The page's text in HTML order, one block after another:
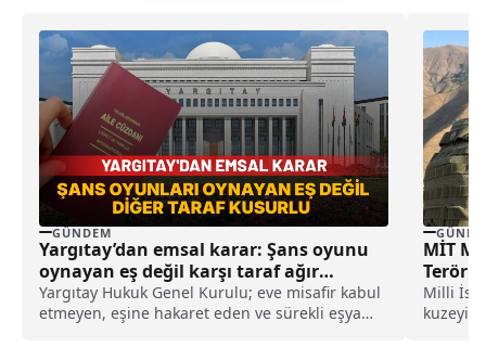
GÜNDEM
Yargıtay’dan emsal karar: Şans oyunu
oynayan eş değil karşı taraf ağır
kusurlu sayıldı
Yargıtay Hukuk Genel Kurulu; eve misafir kabul
etmeyen, eşine hakaret eden ve sürekli eşya
MİT
Milli